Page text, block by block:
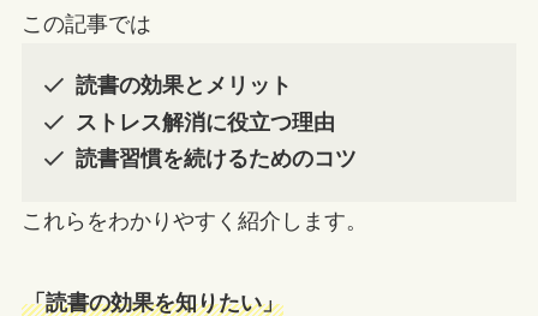
この記事では
読書の効果とメリット
ストレス解消に役立つ理由
読書習慣を続けるためのコツ
これらをわかりやすく紹介します。
「読書の効果を知りたい」